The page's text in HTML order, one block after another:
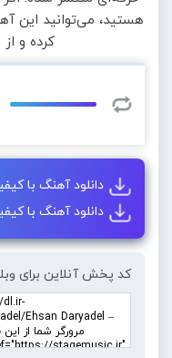
هستید، می‌توانید این
کرده و
دانلود آهنگ با کیفیت
دانلود آهنگ با کیفیت
کد پخش آنلاین برای